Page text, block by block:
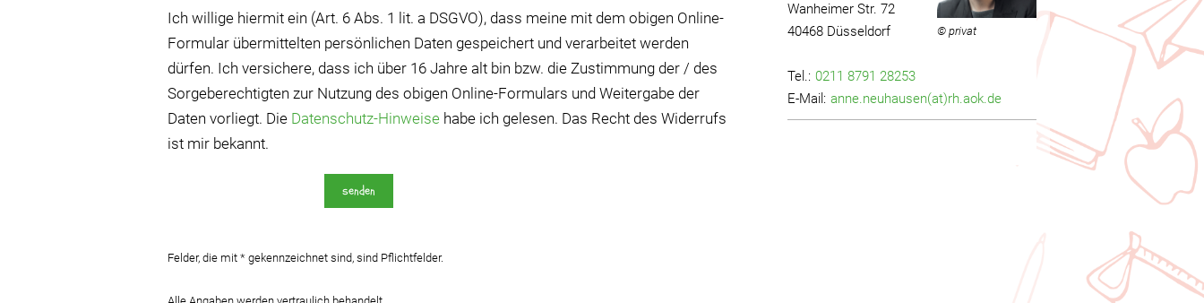
Ich willige hiermit ein (Art. 6 Abs. 1 lit. a DSGVO), dass meine mit dem obigen Online-
Formular übermittelten persönlichen Daten gespeichert und verarbeitet werden
dürfen. Ich versichere, dass ich über 16 Jahre alt bin bzw. die Zustimmung der / des
Sorgeberechtigten zur Nutzung des obigen Online-Formulars und Weitergabe der
Daten vorliegt. Die Datenschutz-Hinweise habe ich gelesen. Das Recht des Widerrufs
ist mir bekannt.
Felder, die mit * gekennzeichnet sind, sind Pflichtfelder.
© privat
Wanheimer Str. 72
40468 Düsseldorf
Tel.: 0211 8791 28253
E-Mail: anne.neuhausen(at)rh.aok.de